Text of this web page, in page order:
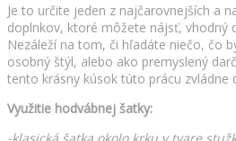
Je to určite jeden z najčarovnejších a
doplnkov, ktoré môžete nájsť, vhodný
Nezáleží na tom, či hľadáte niečo, čo
osobný štýl, alebo ako premyslený
tento krásny kúsok túto prácu zvládne
Využitie hodvábnej šatky:
-klasická šatka okolo krku v tvare